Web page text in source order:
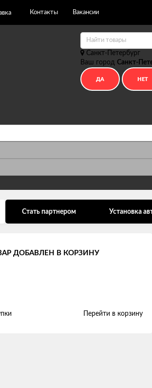
Контакты Вакансии
Санкт-Петербург
Ваш город Санкт-
Стать партнером Установка
экокожа,
ДОБАВЛЕН В КОРЗИНУ
Перейти в корзину